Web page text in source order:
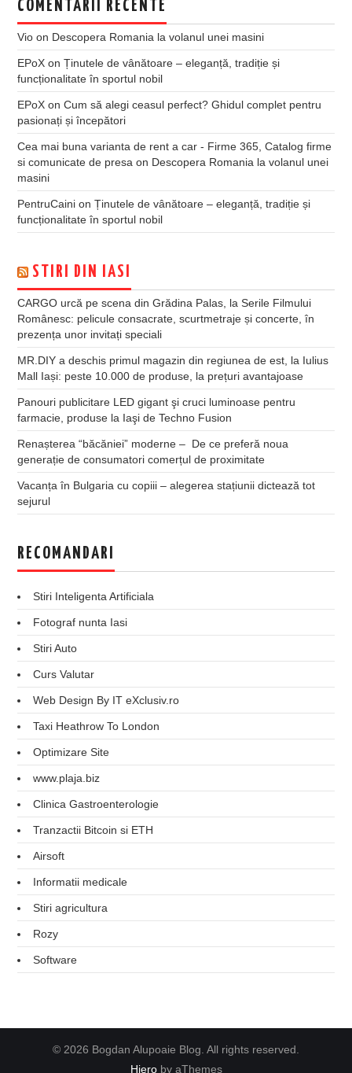
COMENTARII RECENTE
Vio on Descopera Romania la volanul unei masini
EPoX onȚinutele de vânătoare – eleganță, tradiție și
funcționalitate în sportul nobil
EPoX onCum să alegi ceasul perfect? Ghidul complet pentru
pasionați și începători
Cea mai buna varianta de rent a car - Firme 365, Catalog firme
si comunicate de presa on Descopera Romania la volanul unei
masini
PentruCaini onȚinutele de vânătoare – eleganță, tradiție și
funcționalitate în sportul nobil
STIRI DIN IASI
CARGO urcă pe scena din Grădina Palas, la Serile Filmului
Românesc: pelicule consacrate, scurtmetraje și concerte, în
prezența unor invitați speciali
MR.DIY a deschis primul magazin din regiunea de est, la Iulius
Mall Iași: peste 10.000 de produse, la prețuri avantajoase
Panouri publicitare LED gigant şi cruci luminoase pentru
farmacie, produse la Iaşi de Techno Fusion
Renașterea “băcăniei” moderne – De ce preferă noua
generație de consumatori comerțul de proximitate
Vacanța în Bulgaria cu copiii – alegerea stațiunii dictează tot
sejurul
RECOMANDARI
Stiri Inteligenta Artificiala
Fotograf nunta Iasi
Stiri Auto
Curs Valutar
Web Design By IT eXclusiv.ro
Taxi Heathrow To London
Optimizare Site
www.plaja.biz
Clinica Gastroenterologie
Tranzactii Bitcoin si ETH
Airsoft
Informatii medicale
Stiri agricultura
Rozy
Software
© 2026 Bogdan Alupoaie Blog. All rights reserved.
Hieroby aThemes